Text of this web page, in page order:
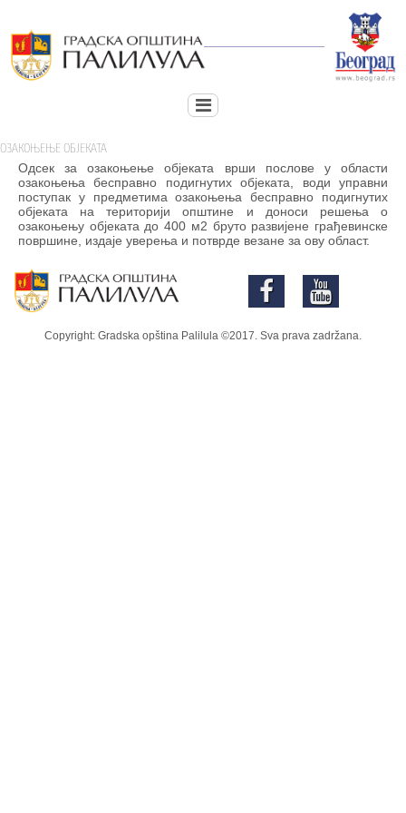
ОЗАКОЊЕЊЕ ОБЈЕКАТА
Одсек за озакоњење објеката врши послове у области
озакоњења бесправно подигнутих објеката, води управни
поступак у предметима озакоњења бесправно подигнутих
објеката на територији општине и доноси решења о
озакоњењу објеката до 400 м2 бруто развијене грађевинске
површине, издаје уверења и потврде везане за ову област.
 
Copyright: Gradska opština Palilula ©2017. Sva prava zadržana.